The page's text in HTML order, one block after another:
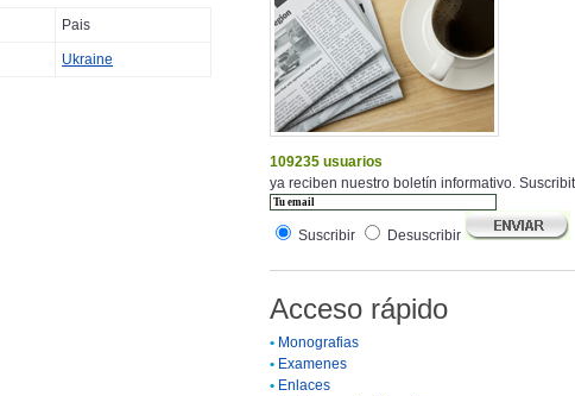
Pais
Ukraine
109235 usuarios
ya reciben nuestro boletín informativo.
Suscribir Desuscribir
Acceso rápido
• Monografias
• Examenes
• Enlaces